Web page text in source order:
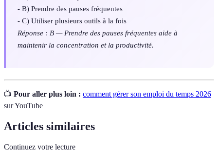
- B) Prendre des pauses fréquentes
- C) Utiliser plusieurs outils à la fois
Réponse : B — Prendre des pauses fréquentes aide à
maintenir la concentration et la productivité.
📺 Pour aller plus loin : comment gérer son emploi du temps 2026
sur YouTube
Articles similaires
Continuez votre lecture